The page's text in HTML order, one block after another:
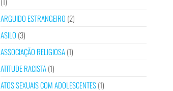
ARGUIDO ESTRANGEIRO (2)
ASILO (3)
ASSOCIAÇÃO RELIGIOSA(1)
ATITUDE RACISTA(1)
ATOS SEXUAIS COM ADOLESCENTES(1)